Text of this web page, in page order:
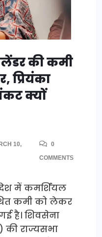
की कमी
प्रियंका
क्यों
10,
0
COMMENTS
में कमर्शियल
कमी को लेकर
है। शिवसेना
की राज्यसभा